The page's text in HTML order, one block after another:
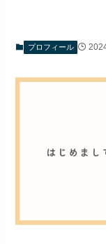
プロフィール